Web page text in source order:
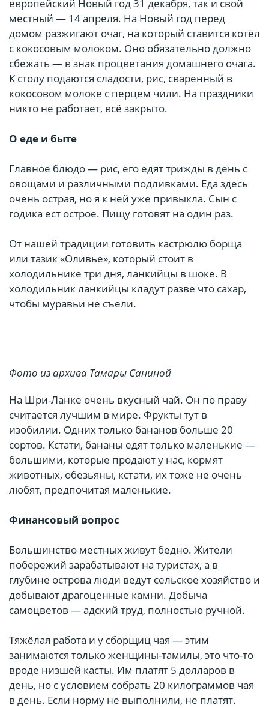
европейский Новый год 31 декабря, так и свой
местный — 14 апреля. На Новый год перед
домом разжигают очаг, на который ставится котёл
с кокосовым молоком. Оно обязательно должно
сбежать — в знак процветания домашнего очага.
К столу подаются сладости, рис, сваренный в
кокосовом молоке с перцем чили. На праздники
никто не работает, всё закрыто.
О еде и быте
Главное блюдо — рис, его едят трижды в день с
овощами и различными подливками. Еда здесь
очень острая, но я к ней уже привыкла. Сын с
годика ест острое. Пищу готовят на один раз.
От нашей традиции готовить кастрюлю борща
или тазик «Оливье», который стоит в
холодильнике три дня, ланкийцы в шоке. В
холодильник ланкийцы кладут разве что сахар,
чтобы муравьи не съели.
Фото из архива Тамары Саниной
На Шри-Ланке очень вкусный чай. Он по праву
считается лучшим в мире. Фрукты тут в
изобилии. Одних только бананов больше 20
сортов. Кстати, бананы едят только маленькие —
большими, которые продают у нас, кормят
животных, обезьяны, кстати, их тоже не очень
любят, предпочитая маленькие.
Финансовый вопрос
Большинство местных живут бедно. Жители
побережий зарабатывают на туристах, а в
глубине острова люди ведут сельское хозяйство и
добывают драгоценные камни. Добыча
самоцветов — адский труд, полностью ручной.
Тяжёлая работа и у сборщиц чая — этим
занимаются только женщины-тамилы, это что-то
вроде низшей касты. Им платят 5 долларов в
день, но с условием собрать 20 килограммов чая
в день. Если норму не выполнили, не платят.